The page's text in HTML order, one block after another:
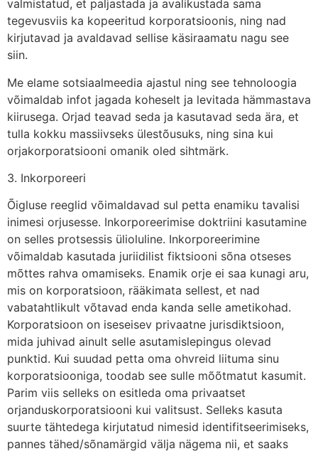
valmistatud, et paljastada ja avalikustada sama
tegevusviis ka kopeeritud korporatsioonis, ning nad
kirjutavad ja avaldavad sellise käsiraamatu nagu see
siin.
Me elame sotsiaalmeedia ajastul ning see tehnoloogia
võimaldab infot jagada koheselt ja levitada hämmastava
kiirusega. Orjad teavad seda ja kasutavad seda ära, et
tulla kokku massiivseks ülestõusuks, ning sina kui
orjakorporatsiooni omanik oled sihtmärk.
3. Inkorporeeri
Õigluse reeglid võimaldavad sul petta enamiku tavalisi
inimesi orjusesse. Inkorporeerimise doktriini kasutamine
on selles protsessis ülioluline. Inkorporeerimine
võimaldab kasutada juriidilist fiktsiooni sõna otseses
mõttes rahva omamiseks. Enamik orje ei saa kunagi aru,
mis on korporatsioon, rääkimata sellest, et nad
vabatahtlikult võtavad enda kanda selle ametikohad.
Korporatsioon on iseseisev privaatne jurisdiktsioon,
mida juhivad ainult selle asutamislepingus olevad
punktid. Kui suudad petta oma ohvreid liituma sinu
korporatsiooniga, toodab see sulle mõõtmatut kasumit.
Parim viis selleks on esitleda oma privaatset
orjanduskorporatsiooni kui valitsust. Selleks kasuta
suurte tähtedega kirjutatud nimesid identifitseerimiseks,
pannes tähed/sõnamärgid välja nägema nii, et saaks